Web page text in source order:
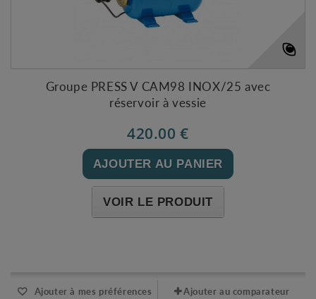
Groupe PRESS V CAM98 INOX/25 avec
réservoir à vessie
420.00 €
AJOUTER AU PANIER
VOIR LE PRODUIT
Ajouter à mes préférences Ajouter au comparateur